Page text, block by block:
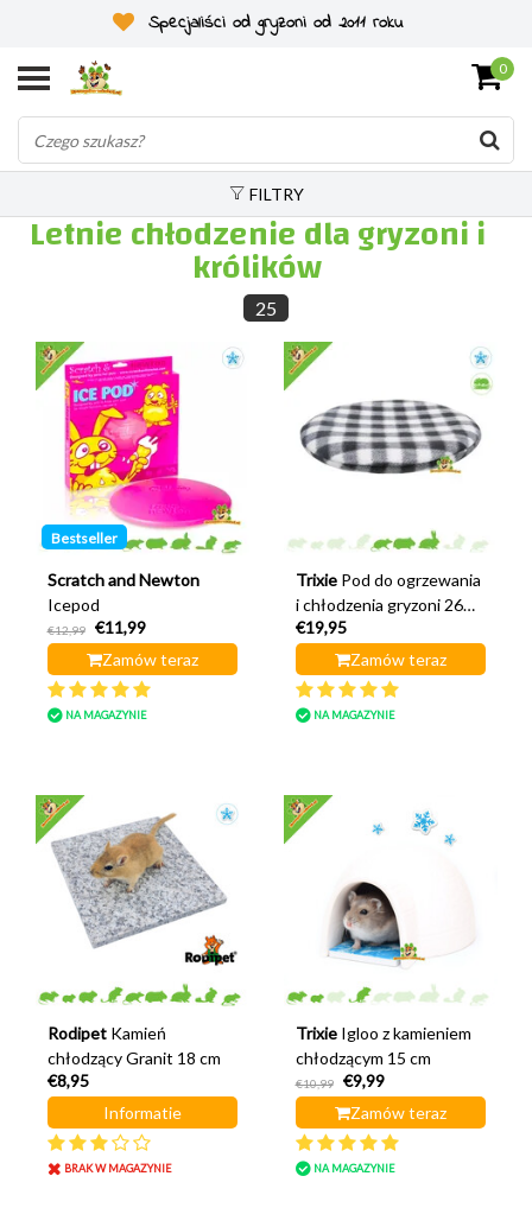
Specjaliści od gryzoni od 2011 roku
0
FILTRY
Letnie chłodzenie dla gryzoni i
królików
25
Bestseller
Scratch and Newton
Icepod
€12,99
€11,99
Zamów teraz
NA MAGAZYNIE
Trixie Pod do ogrzewania
i chłodzenia gryzoni 26
cm
€19,95
Zamów teraz
NA MAGAZYNIE
Rodipet Kamień
chłodzący Granit 18 cm
€8,95
Informatie
BRAK W MAGAZYNIE
Trixie Igloo z kamieniem
chłodzącym 15 cm
€10,99
€9,99
Zamów teraz
NA MAGAZYNIE